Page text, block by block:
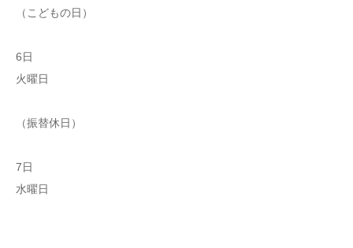
（こどもの日）
6日
火曜日
（振替休日）
7日
水曜日